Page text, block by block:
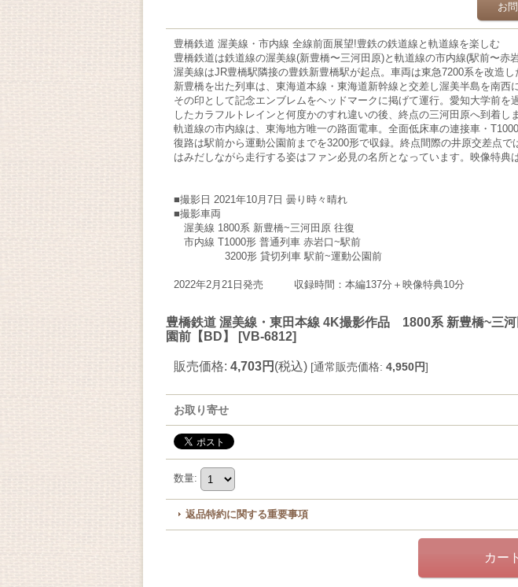
お
豊橋鉄道 渥美線・市内線 全線前面展望!豊鉄の鉄道線と軌道線を楽しむ
豊橋鉄道は鉄道線の渥美線(新豊橋〜三河田原)と軌道線の市内線(駅前〜赤
渥美線はJR豊橋駅隣接の豊鉄新豊橋駅が起点。車両は東急7200系を改造し
新豊橋を出た列車は、東海道本線・東海道新幹線と交差し渥美半島を南西
その印として記念エンブレムをヘッドマークに掲げて運行。愛知大学前
したカラフルトレインと何度かのすれ違いの後、終点の三河田原へ到着し
軌道線の市内線は、東海地方唯一の路面電車。全面低床車の連接車・
復路は駅前から運動公園前までを3200形で収録。終点間際の井原交差点
はみだしながら走行する姿はファン必見の名所となっています。映像特典
■撮影日 2021年10月7日 曇り時々晴れ
■撮影車両
渥美線 1800系 新豊橋~三河田原 往復
市内線 T1000形 普通列車 赤岩口~駅前
3200形 貸切列車 駅前~運動公園前
2022年2月21日発売 収録時間：本編137分＋映像特典10分
豊橋鉄道 渥美線・東田本線 4K撮影作品 1800系 新豊橋~三
園前【BD】
[VB-6812]
販売価格: 4,703円 (税込) [通常販売価格: 4,950円]
お取り寄せ
数量:
返品特約に関する重要事項